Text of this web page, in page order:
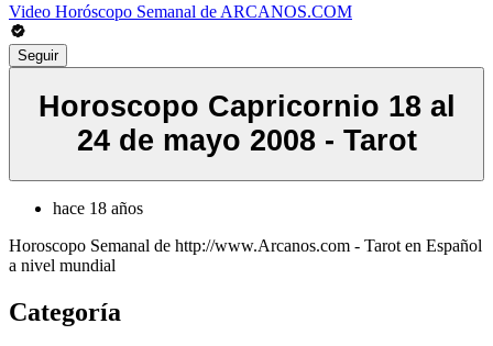
Video Horóscopo Semanal de ARCANOS.COM
Seguir
Horoscopo Capricornio 18 al
24 de mayo 2008 - Tarot
hace 18 años
Horoscopo Semanal de http://www.Arcanos.com - Tarot en Español
a nivel mundial
Categoría